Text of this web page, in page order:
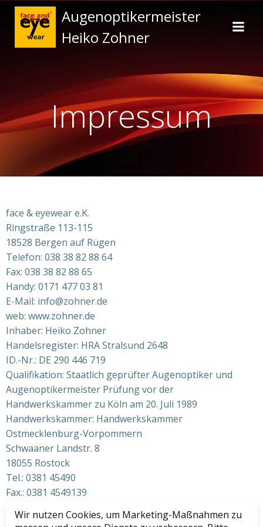
Inhalt
springen
Augenoptikermeister
Heiko Zohner
Impressum
face & eyewear e.K.
Ringstraße 113-115
18528 Bergen auf Rügen
Telefon: 038 38 82 88 64
Fax: 038 38 82 88 65
Handy: 0171 477 03 81
E-Mail: info@zohner.de
web: www.zohner.de
Inhaber: Heiko Zohner
Handelsregister: HRA Stralsund 2648
ID.-Nr.: DE 290 446 719
Qualifikation: Staatlich geprüfter Augenoptiker und
Augenoptikermeister Prüfung vor der
Handwerkskammer zu Köln am 20. Juli 1989
Handwerkskammer: Handwerkskammer
Ostmecklenburg-Vorpommern
Schwaaner Landstr. 8
18055 Rostock
Tel.: 0381 45490
Fax.: 0381 4549139
Wir nutzen Cookies, um Marketing-Maßnahmen zu